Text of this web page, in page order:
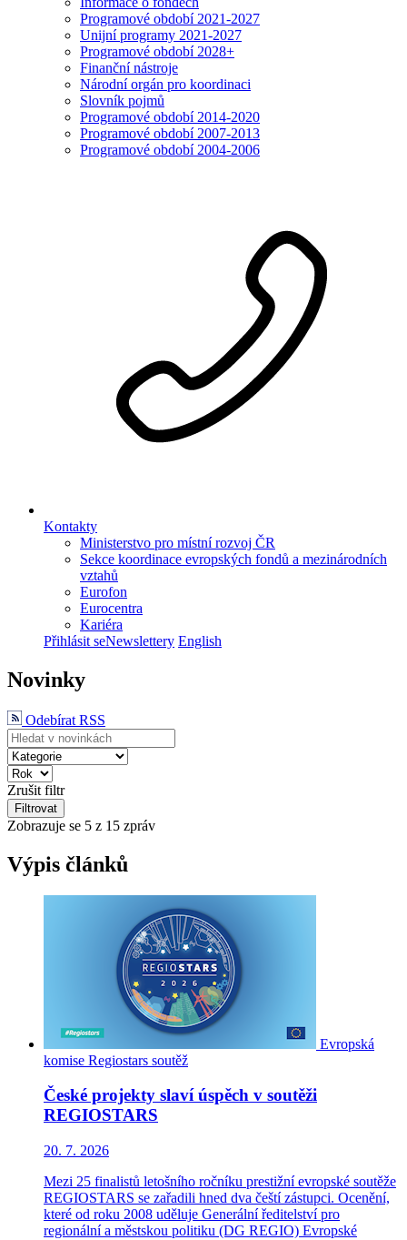
Programové období 2021-2027
Unijní programy 2021-2027
Programové období 2028+
Finanční nástroje
Národní orgán pro koordinaci
Slovník pojmů
Programové období 2014-2020
Programové období 2007-2013
Programové období 2004-2006
Kontakty
Ministerstvo pro místní rozvoj ČR
Sekce koordinace evropských fondů a mezinárodních
vztahů
Eurofon
Eurocentra
Kariéra
Přihlásit seNewslettery English
Novinky
Odebírat RSS
Zrušit filtr
Filtrovat
Zobrazuje se 5 z 15 zpráv
Výpis článků
Evropská
komise Regiostars soutěž
České projekty slaví úspěch v soutěži
REGIOSTARS
20. 7. 2026
Mezi 25 finalistů letošního ročníku prestižní evropské soutěže
REGIOSTARS se zařadili hned dva čeští zástupci. Ocenění,
které od roku 2008 uděluje Generální ředitelství pro
regionální a městskou politiku (DG REGIO) Evropské